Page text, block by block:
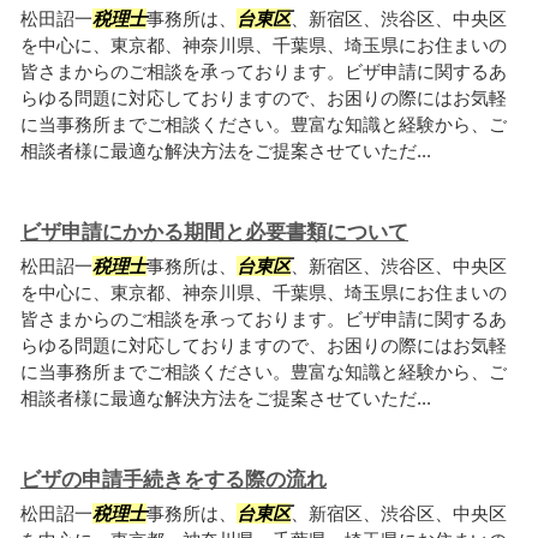
松田詔一税理士事務所は、 台東区、新宿区、渋谷区、中央区
を中心に、東京都、神奈川県、千葉県、埼玉県にお住まいの
皆さまからのご相談を承っております。ビザ申請に関するあ
らゆる問題に対応しておりますので、お困りの際にはお気軽
に当事務所までご相談ください。豊富な知識と経験から、ご
相談者様に最適な解決方法をご提案させていただ...
ビザ申請にかかる期間と必要書類について
松田詔一税理士事務所は、 台東区、新宿区、渋谷区、中央区
を中心に、東京都、神奈川県、千葉県、埼玉県にお住まいの
皆さまからのご相談を承っております。ビザ申請に関するあ
らゆる問題に対応しておりますので、お困りの際にはお気軽
に当事務所までご相談ください。豊富な知識と経験から、ご
相談者様に最適な解決方法をご提案させていただ...
ビザの申請手続きをする際の流れ
松田詔一税理士事務所は、 台東区、新宿区、渋谷区、中央区